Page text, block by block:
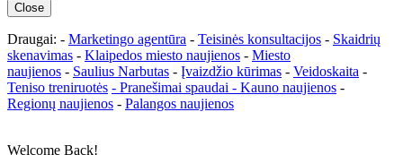
Close
Draugai: - Marketingo agentūra - Teisinės konsultacijos - Skaidrių
skenavimas - Klaipedos miesto naujienos - Miesto
naujienos - Saulius Narbutas - Įvaizdžio kūrimas - Veidoskaita -
Teniso treniruotės - Pranešimai spaudai - Kauno naujienos -
Regionų naujienos - Palangos naujienos
Welcome Back!